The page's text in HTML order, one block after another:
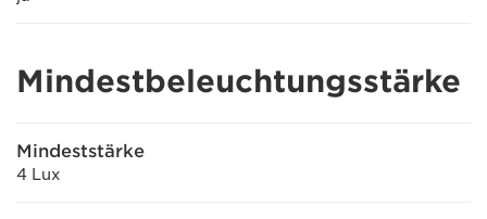
Mindestbeleuchtungsstärke
Mindeststärke
4 Lux